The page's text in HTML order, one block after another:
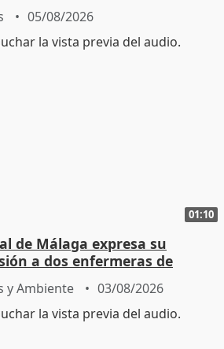
05/08/2026
01:10
de Málaga expresa su
a dos enfermeras de
y Ambiente 03/08/2026